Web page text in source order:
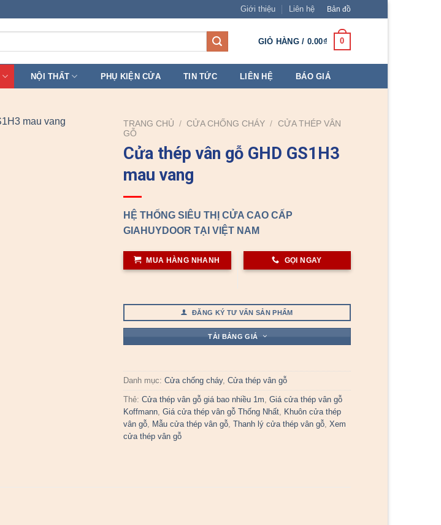
Giới thiệu Liên hệ Bản đồ
GIỎ HÀNG / 0.00₫ 0
NỘI THẤT PHỤ KIỆN CỬA TIN TỨC LIÊN HỆ BÁO GIÁ
TRANG CHỦ / CỬA CHỐNG CHÁY / CỬA THÉP VÂN
GỖ
Cửa thép vân gỗ GHD GS1H3
mau vang
HỆ THỐNG SIÊU THỊ CỬA CAO CẤP
GIAHUYDOOR TẠI VIỆT NAM
MUA HÀNG NHANH GỌI NGAY
ĐĂNG KÝ TƯ VẤN SẢN PHẨM
TẢI BẢNG GIÁ
Danh mục:Cửa chống cháy,Cửa thép vân gỗ
Thẻ:Cửa thép vân gỗ giá bao nhiều 1m ,Giá cửa thép vân gỗ
Koffmann ,Giá cửa thép vân gỗ Thống Nhất Khuôn cửa thép
vân gỗ Mẫu cửa thép vân gỗ ,Thanh lý cửa thép vân gỗ ,Xem
cửa thép vân gỗ